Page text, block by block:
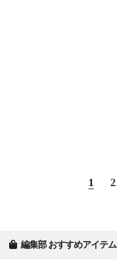
1 2
編集部 おすすめアイテム